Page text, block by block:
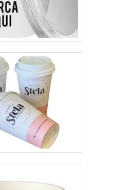
se procura
saco stand up
a opção mais
itens
adesivos para
up pouch com
deve ao fato de a
uma empresa
com seus serviços
que preza pela
padrões possíveis
escritório de alta
fatores, somados a